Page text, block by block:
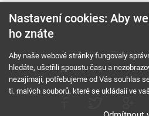
O nás RSS feed
Podmínky použití a ochrana
Nastavení cookies: Aby
ho znáte
Aby naše webové stránky fungovaly
hledáte, ušetřili spoustu času a
nezajímají, potřebujeme od Vás souhlas
tj. malých souborů, které se ukládají ve